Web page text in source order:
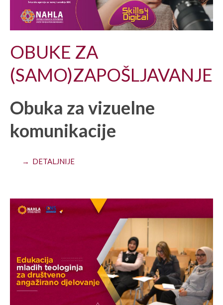
OBUKE ZA
(SAMO)ZAPOŠLJAVANJE
Obuka za vizuelne
komunikacije
→ DETALJNIJE